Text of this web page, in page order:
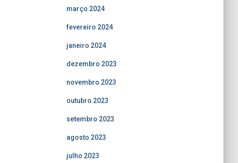
março 2024
fevereiro 2024
janeiro 2024
dezembro 2023
novembro 2023
outubro 2023
setembro 2023
agosto 2023
julho 2023